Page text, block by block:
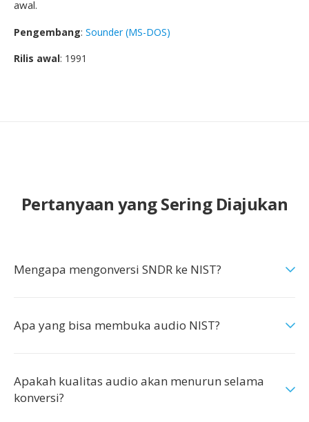
awal.
Pengembang: Sounder (MS-DOS)
Rilis awal: 1991
Pertanyaan yang Sering Diajukan
Mengapa mengonversi SNDR ke NIST?
Apa yang bisa membuka audio NIST?
Apakah kualitas audio akan menurun selama
konversi?